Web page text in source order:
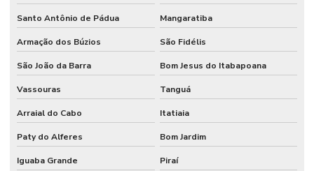
Santo Antônio de Pádua Mangaratiba
Armação dos Búzios São Fidélis
São João da Barra Bom Jesus do Itabapoana
Vassouras Tanguá
Arraial do Cabo Itatiaia
Paty do Alferes Bom Jardim
Iguaba Grande Piraí